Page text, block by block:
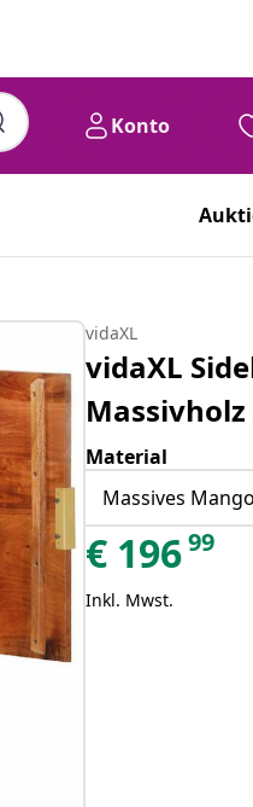
Konto
vidaXL
vidaXL
Material
Massives
€ 19699
Inkl. Mwst.